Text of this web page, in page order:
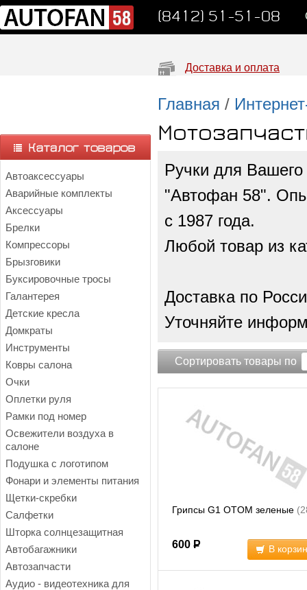
(8412) 51-51-08
Доставка и оплата
Автоаксессуары
Аварийные комплекты
Аксессуары
Брелки
Компрессоры
Брызговики
Буксировочные тросы
Галантерея
Детские кресла
Домкраты
Инструменты
Ковры салона
Очки
Оплетки руля
Рамки под номер
Освежители воздуха в
салоне
Подушка с логотипом
Фонари и элементы питания
Щетки-скребки
Салфетки
Шторка солнцезащитная
Автобагажники
Автозапчасти
Аудио - видеотехника для
Главная /
Ручки для
"Автофан 58".
с 1987 года.
Любой товар из
Доставка по
Уточняйте
Сортировать товары по
Грипсы G1 OTOM зеленые
600 Р В